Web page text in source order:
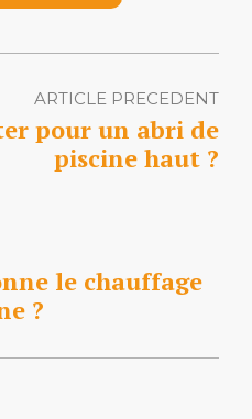
ARTICLE PRECEDENT
pour un abri de
piscine haut ?
le chauffage
?